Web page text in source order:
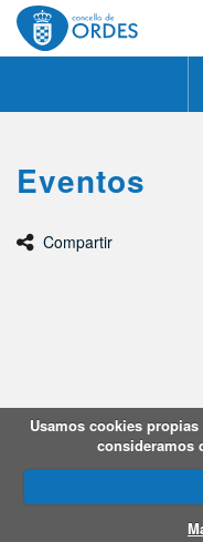
Eventos
Compartir
Usamos cookies
consideramos